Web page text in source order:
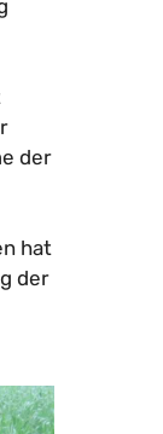
der
hat
der